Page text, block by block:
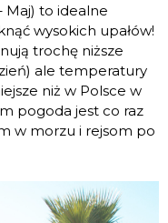
Maj) to idealne
wysokich upałów!
trochę niższe
ale temperatury
niż w Polsce w
pogoda jest co raz
w morzu i rejsom po